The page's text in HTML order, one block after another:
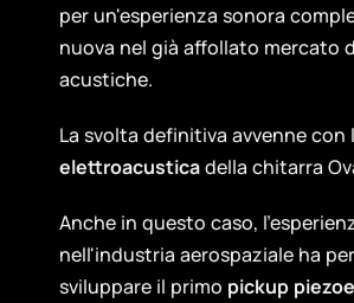
per un'esperienza sonora
nuova nel già affollato mercato
acustiche.
La svolta definitiva avvenne con
elettroacusticadella chitarra
Anche in questo caso,
nell'industria aerospaziale ha
sviluppare il primo pickup